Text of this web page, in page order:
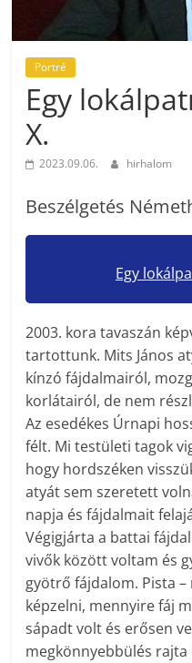
Portré
Egy
X.
2023.09.06. hirhalom
Beszélgetés
Egy
2003. kora tavaszán
tartottunk. Mits János
kínzó fájdalmairól,
korlátairól, de nem
Az esedékes Úrnapi
félt. Mi testületi tagok
hogy hordszéken
atyát sem szeretett
napja és fájdalmait
Végigjárta a battai
vivők között voltam és
gyötrő fájdalom. Pista
képzelni, mennyire fáj
sápadt volt és erősen
megkönnyebbülés rajta